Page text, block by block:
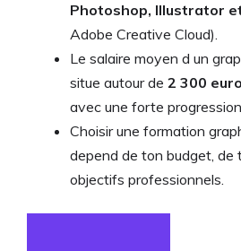
Photoshop, Illustrator
Adobe Creative Cloud).
Le salaire moyen d un
situe autour de 2 300
avec une forte
Choisir une formation
depend de ton budget, de
objectifs professionnels.